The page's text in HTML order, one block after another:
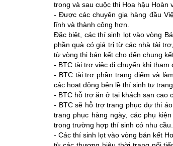
trong và sau cuộc thi Hoa hậu Hoàn
- Được các chuyên gia hàng đầu
lĩnh và thành công hơn.
Đặc biệt, các thí sinh lọt vào vòng
phần quà có giá trị từ các nhà tài
từ vòng thi bán kết cho đến chung
- BTC tài trợ việc di chuyển khi tham
- BTC tài trợ phần trang điểm và
các hoạt động bên lề thí sinh tự
- BTC hỗ trợ ăn ở tại khách sạn cao
- BTC sẽ hỗ trợ trang phục dự thi
trang phục hàng ngày, các phụ
trong trường hợp thí sinh có nhu cầu.
- Các thí sinh lọt vào vòng bán kết